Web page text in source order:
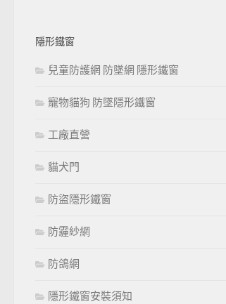
隱形鐵窗
兒童防護網 防墜網 隱形鐵窗
寵物貓狗 防墜隱形鐵窗
工廠直營
貓犬門
防盜隱形鐵窗
防霾紗網
防鴿網
隱形鐵窗安裝須知